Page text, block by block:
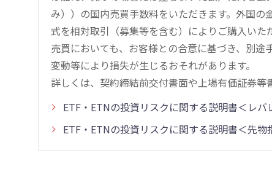
み））の国内売買手数料をいただきます。外国
式を相対取引（募集等を含む）によりご購入い
売買においても、お客様との合意に基づき、別
変動等により損失が生じるおそれがあります。
詳しくは、契約締結前交付書面や上場有価証券等
ETF・ETNの投資リスクに関する説明書＜レ
ETF・ETNの投資リスクに関する説明書＜先